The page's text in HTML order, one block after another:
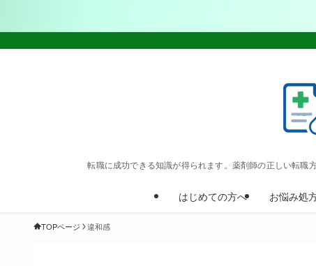
転職に成功できる知識が得られます。薬剤師の正しい転職
はじめての方へ お悩み処
TOPページ 違和感